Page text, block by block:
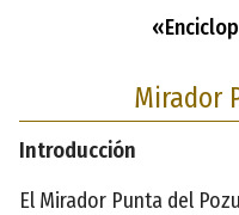
Mirador
Introducción
El Mirador Punta del